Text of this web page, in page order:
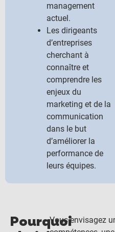
management
actuel.
Les dirigeants
d’entreprises
cherchant à
connaître et
comprendre les
enjeux du
marketing et de la
communication
dans le but
d’améliorer la
performance de
leurs équipes.
PourquoiVous envisagez